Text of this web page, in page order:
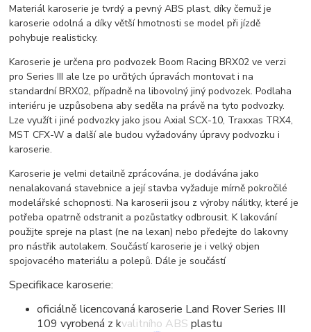
Materiál karoserie je tvrdý a pevný ABS plast, díky čemuž je
karoserie odolná a díky větší hmotnosti se model při jízdě
pohybuje realisticky.
Karoserie je určena pro podvozek Boom Racing BRX02 ve verzi
pro Series III ale lze po určitých úpravách montovat i na
standardní BRX02, případně na libovolný jiný podvozek. Podlaha
interiéru je uzpůsobena aby seděla na právě na tyto podvozky.
Lze využít i jiné podvozky jako jsou Axial SCX-10, Traxxas TRX4,
MST CFX-W a další ale budou vyžadovány úpravy podvozku i
karoserie.
Karoserie je velmi detailně zprácována, je dodávána jako
nenalakovaná stavebnice a její stavba vyžaduje mírně pokročilé
modelářské schopnosti. Na karoserii jsou z výroby nálitky, které je
potřeba opatrně odstranit a pozůstatky odbrousit. K lakování
použijte spreje na plast (ne na lexan) nebo předejte do lakovny
pro nástřik autolakem. Součástí karoserie je i velký objen
spojovacého materiálu a polepů. Dále je součástí
Specifikace karoserie:
oficiálně licencovaná karoserie Land Rover Series III
109 vyrobená z kvalitního ABS plastu